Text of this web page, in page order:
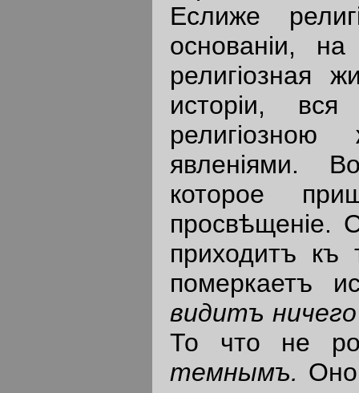
Еслиже
основанiи,
религiозная
исторiи, вся
религiозною
явленiями.
которое
просвѣщенiе.
приходитъ къ
померкаетъ
видитъ ничего
То что не
темнымъ. Оно